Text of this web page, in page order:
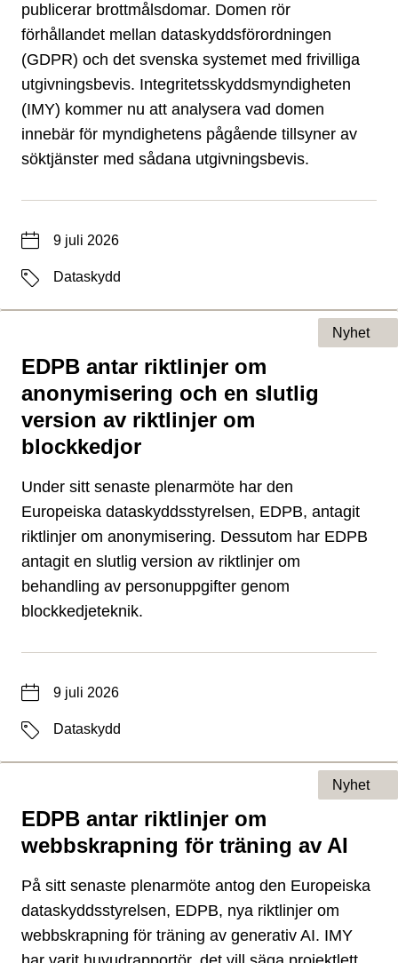
publicerar brottmålsdomar. Domen rör
förhållandet mellan dataskyddsförordningen
(GDPR) och det svenska systemet med frivilliga
utgivningsbevis. Integritetsskyddsmyndigheten
(IMY) kommer nu att analysera vad domen
innebär för myndighetens pågående tillsyner av
söktjänster med sådana utgivningsbevis.
Datum9 juli 2026
EtiketterDataskydd
EDPB antar riktlinjer om
anonymisering och en slutlig
version av riktlinjer om
blockkedjor
Typ av sida
Nyhet
Under sitt senaste plenarmöte har den
Europeiska dataskyddsstyrelsen, EDPB, antagit
riktlinjer om anonymisering. Dessutom har EDPB
antagit en slutlig version av riktlinjer om
behandling av personuppgifter genom
blockkedjeteknik.
Datum9 juli 2026
EtiketterDataskydd
EDPB antar riktlinjer om
webbskrapning för träning av AI
Typ av sida
Nyhet
På sitt senaste plenarmöte antog den Europeiska
dataskyddsstyrelsen, EDPB, nya riktlinjer om
webbskrapning för träning av generativ AI. IMY